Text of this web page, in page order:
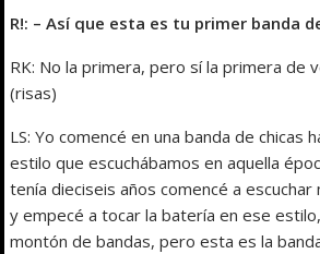
R!: – Así que esta es tu primer banda
RK: No la primera, pero sí la primera de
(risas)
LS: Yo comencé en una banda de chicas
estilo que escuchábamos en aquella
tenía dieciseis años comencé a escuchar
y empecé a tocar la batería en ese
montón de bandas, pero esta es la